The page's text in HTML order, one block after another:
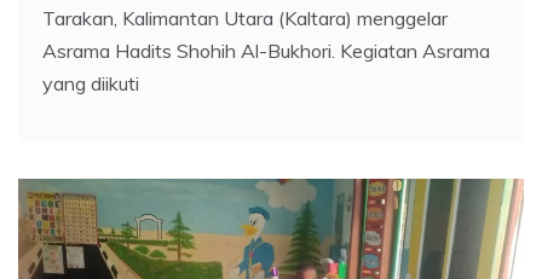
Tarakan, Kalimantan Utara (Kaltara) menggelar
Asrama Hadits Shohih Al-Bukhori. Kegiatan Asrama
yang diikuti